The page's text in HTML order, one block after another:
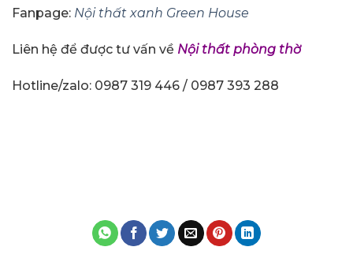
Fanpage: Nội thất xanh Green House
Liên hệ để được tư vấn về Nội thất phòng thờ
Hotline/zalo: 0987 319 446 / 0987 393 288